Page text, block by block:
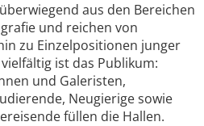
aus den Bereichen
und reichen von
zu Einzelpositionen junger
ist das Publikum:
und Galeristen,
Neugierige sowie
füllen die Hallen.